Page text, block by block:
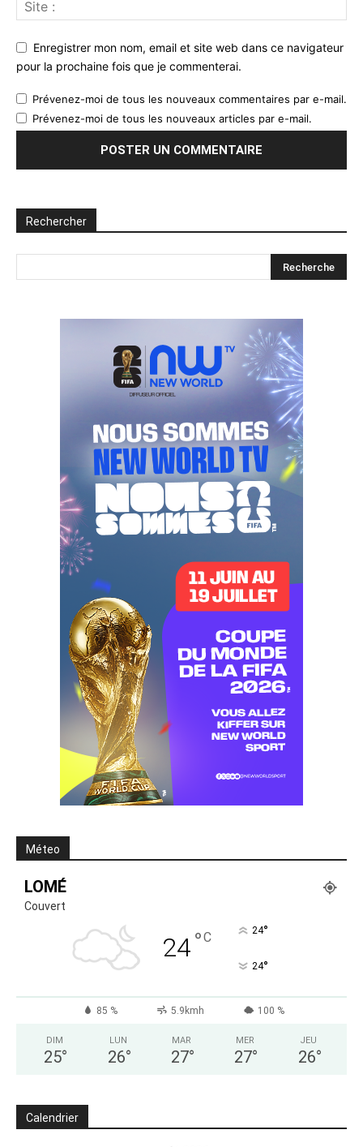
Enregistrer mon nom, email et site web dans ce navigateur
pour la prochaine fois que je commenterai.
Prévenez-moi de tous les nouveaux commentaires par e-mail.
Prévenez-moi de tous les nouveaux articles par e-mail.
Rechercher
Méteo
LOMÉ
Couvert
24°C 24°
24°
85 % 5.9kmh 100 %
DIM
25°
LUN
26°
MAR
27°
MER
27°
JEU
26°
Calendrier